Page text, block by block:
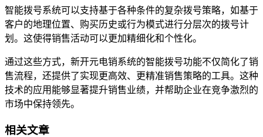
智能拨号系统可以支持基于各种条件的复杂拨号策略，如基于
客户的地理位置、购买历史或行为模式进行分层次的拨号计
划。这使得销售活动可以更加精细化和个性化。
通过这些方式，新开元电销系统的智能拨号功能不仅简化了销
售流程，还提供了实现更高效、更精准销售策略的工具。这种
技术的应用能够显著提升销售业绩，并帮助企业在竞争激烈的
市场中保持领先。
相关文章